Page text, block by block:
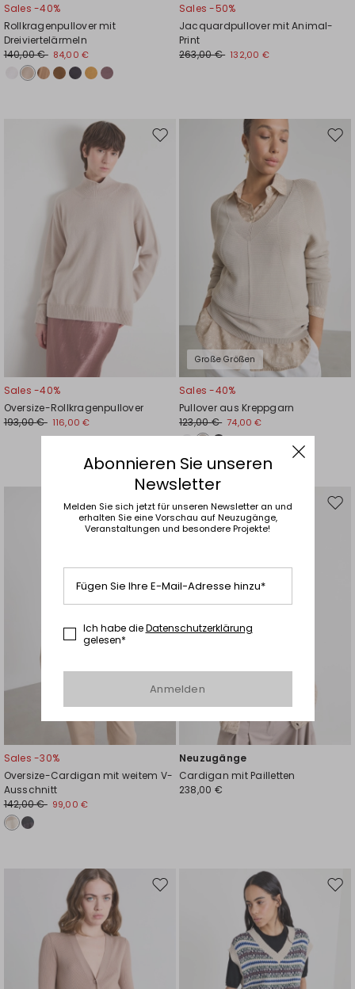
Sales -40%
Rollkragenpullover mit
Dreiviertelärmeln
140,00 € 84,00 €
Sales -50%
Jacquardpullover mit Animal-
Print
263,00 € 132,00 €
Auf
Sales -40%
Oversize-Rollkragenpullover
193,00 € 116,00 €
Große Größen
Auf
Sales -40%
Pullover aus Kreppgarn
123,00 € 74,00 €
Auf
die
Sales -30%
Oversize-Cardigan mit weitem V-
Ausschnitt
142,00 € 99,00 €
Auf
Neuzugänge
Cardigan mit Pailletten
238,00 €
Auf
Auf
Abonnieren Sie unseren
Newsletter
Melden Sie sich jetzt für unseren Newsletter an und
erhalten Sie eine Vorschau auf Neuzugänge,
Veranstaltungen und besondere Projekte!
Fügen Sie Ihre E-Mail-Adresse hinzu*
Ich habe dieDatenschutzerklärung
gelesen*
Anmelden